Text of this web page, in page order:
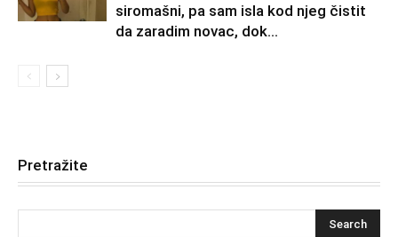
siromašni, pa sam isla kod njeg čistit
da zaradim novac, dok...
Pretražite